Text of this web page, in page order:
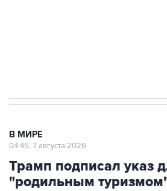
В МИРЕ
04:45, 7 августа 2026
Трамп подписал указ
"родильным